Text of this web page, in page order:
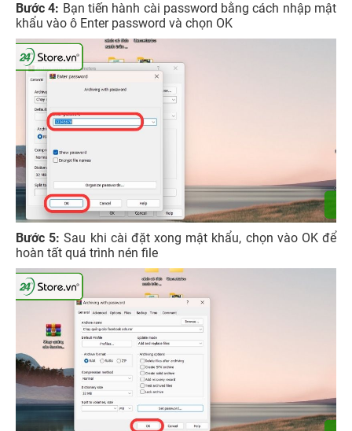
Bước 4: Bạn tiến hành cài password bằng cách nhập mật
khẩu vào ô Enter password và chọn OK
Bước 5:Sau khi cài đặt xong mật khẩu, chọn vào OK để
hoàn tất quá trình nén file